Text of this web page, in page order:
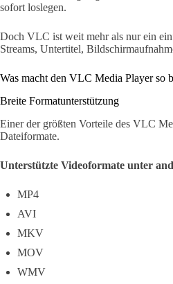
sofort loslegen.
Doch VLC ist weit mehr als nur ein
Streams, Untertitel,
Was macht den VLC Media Player so
Breite Formatunterstützung
Einer der größten Vorteile des VLC
Dateiformate.
Unterstützte Videoformate unter
MP4
AVI
MKV
MOV
WMV